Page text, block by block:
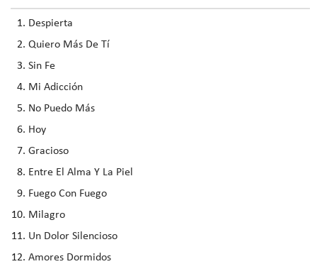
Despierta
Quiero Más De Tí
Sin Fe
Mi Adicción
No Puedo Más
Hoy
Gracioso
Entre El Alma Y La Piel
Fuego Con Fuego
Milagro
Un Dolor Silencioso
Amores Dormidos